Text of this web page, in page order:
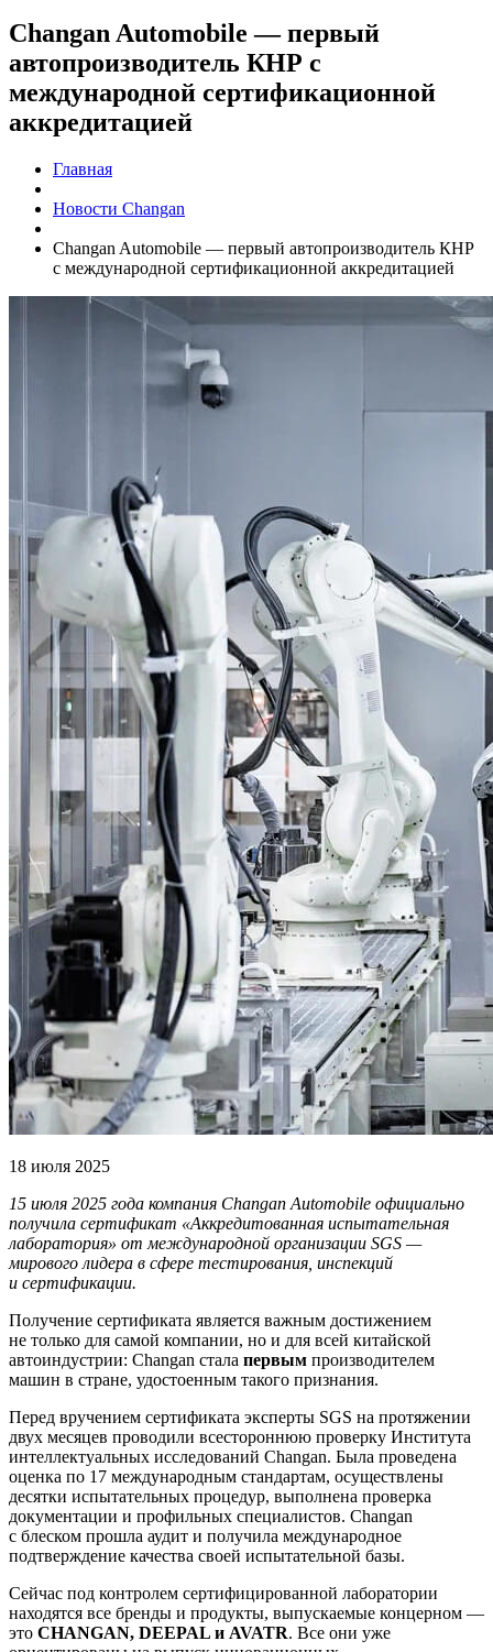
Changan Automobile — первый
автопроизводитель КНР с
международной сертификационной
аккредитацией
Главная
Новости Changan
Changan Automobile — первый автопроизводитель КНР
с международной сертификационной аккредитацией
18 июля 2025
15 июля 2025 года компания Changan Automobile официально
получила сертификат «Аккредитованная испытательная
лаборатория» от международной организации SGS —
мирового лидера в сфере тестирования, инспекций
и сертификации.
Получение сертификата является важным достижением
не только для самой компании, но и для всей китайской
автоиндустрии: Changan стала первым производителем
машин в стране, удостоенным такого признания.
Перед вручением сертификата эксперты SGS на протяжении
двух месяцев проводили всестороннюю проверку Института
интеллектуальных исследований Changan. Была проведена
оценка по 17 международным стандартам, осуществлены
десятки испытательных процедур, выполнена проверка
документации и профильных специалистов. Changan
с блеском прошла аудит и получила международное
подтверждение качества своей испытательной базы.
Сейчас под контролем сертифицированной лаборатории
находятся все бренды и продукты, выпускаемые концерном —
это CHANGAN, DEEPAL и AVATR. Все они уже